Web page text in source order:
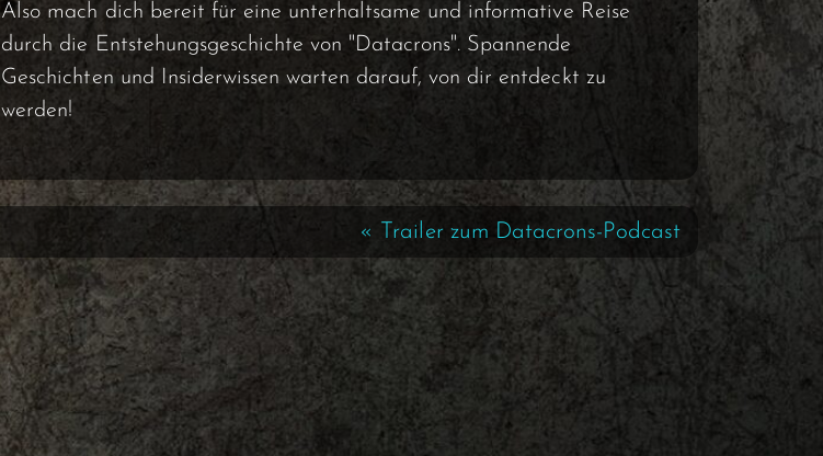
Also mach dich bereit für eine unterhaltsame und informative Reise
durch die Entstehungsgeschichte von "Datacrons". Spannende
Geschichten und Insiderwissen warten darauf, von dir entdeckt zu
werden!
« Trailer zum Datacrons-Podcast